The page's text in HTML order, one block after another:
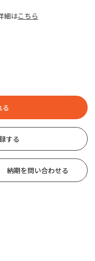
細はこちら
する
納期を問い合わせる